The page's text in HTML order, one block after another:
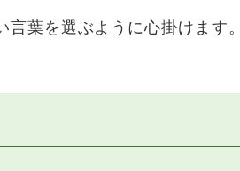
葉を選ぶように心掛けます。